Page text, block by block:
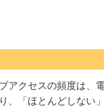
アクセスの頻度は、
、「ほとんどしない